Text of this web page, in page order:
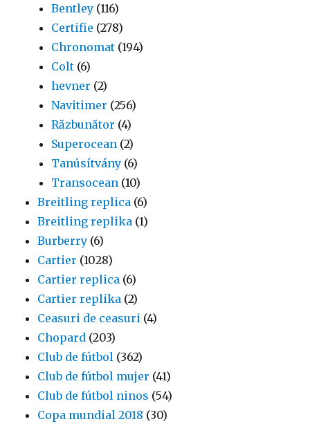
Bentley (116)
Certifie (278)
Chronomat (194)
Colt (6)
hevner (2)
Navitimer (256)
Răzbunător (4)
Superocean (2)
Tanúsítvány (6)
Transocean (10)
Breitling replica (6)
Breitling replika (1)
Burberry (6)
Cartier (1028)
Cartier replica (6)
Cartier replika (2)
Ceasuri de ceasuri (4)
Chopard (203)
Club de fútbol (362)
Club de fútbol mujer (41)
Club de fútbol ninos (54)
Copa mundial 2018 (30)